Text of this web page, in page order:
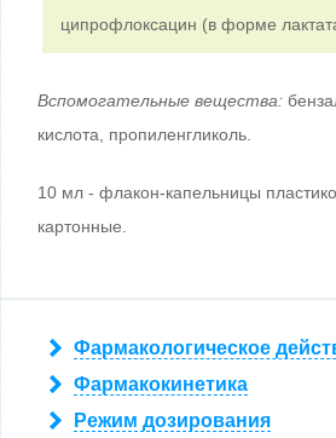
ципрофлоксацин (в форме
Вспомогательные вещества:
кислота, пропиленгликоль.
10 мл - флакон-капельницы
картонные.
Фармакологическое
Фармакокинетика
Режим дозирования